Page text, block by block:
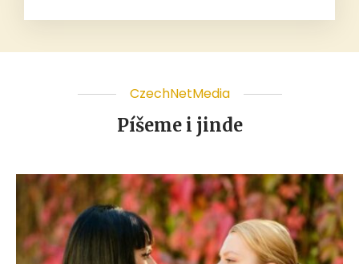
CzechNetMedia
Píšeme i jinde